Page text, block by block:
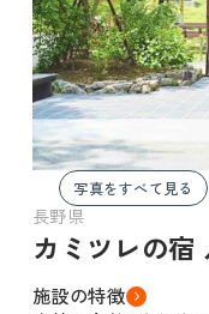
写真をすべて見る
長野県
カミツレの宿
施設の特徴